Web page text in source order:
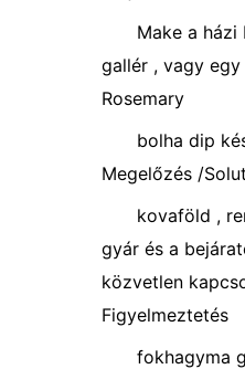
Make a
gallér , vagy
Rosemary
bolha dip
Megelőzés /
kovaföld ,
gyár és a
közvetlen
Figyelmeztetés
fokhagyma